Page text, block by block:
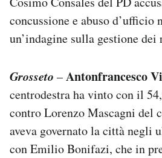
concussione e abuso d’ufficio
un’indagine sulla gestione
Grosseto –Antonfrancesco
centrodestra ha vinto con il
contro Lorenzo Mascagni del
aveva governato la città negli
con Emilio Bonifazi, che in